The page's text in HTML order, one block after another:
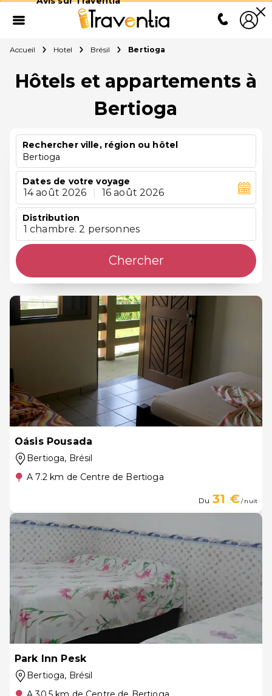
Accueil Hotel Brésil Bertioga
Hôtels et appartements à
Bertioga
Rechercher ville, région ou hôtel
Bertioga
Dates de votre voyage
14 août 2026 16 août 2026
Distribution
1 chambre. 2 personnes
Chercher
Oásis Pousada
Bertioga, Brésil
A 7.2 km de Centre de Bertioga
Du 31 €/ nuit
Park Inn Pesk
Bertioga, Brésil